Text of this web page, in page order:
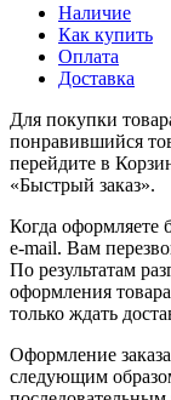
Наличие
Как купить
Оплата
Доставка
Для покупки
понравившийся
перейдите в
«Быстрый заказ».
Когда
e-mail. Вам
По результатам
оформления
только ждать
Оформление
следующим